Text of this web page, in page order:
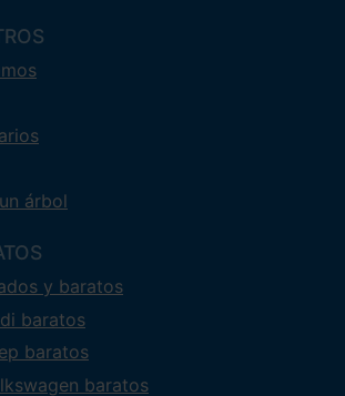
árbol
y baratos
baratos
baratos
baratos